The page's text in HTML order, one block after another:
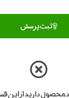
ثبت پرسش
محصول دارید از